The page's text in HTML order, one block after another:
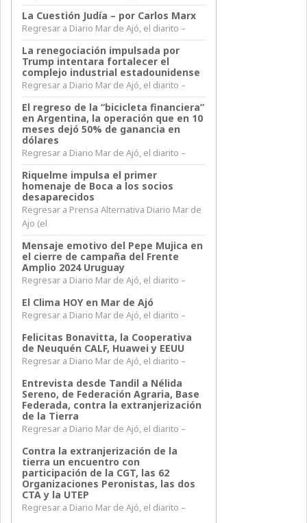
La Cuestión Judía – por Carlos Marx
Regresar a Diario Mar de Ajó, el diarito –
La renegociación impulsada por
Trump intentara fortalecer el
complejo industrial estadounidense
Regresar a Diario Mar de Ajó, el diarito –
El regreso de la “bicicleta financiera”
en Argentina, la operación que en 10
meses dejó 50% de ganancia en
dólares
Regresar a Diario Mar de Ajó, el diarito –
Riquelme impulsa el primer
homenaje de Boca a los socios
desaparecidos
Regresar a Prensa Alternativa Diario Mar de
Ajo (el
Mensaje emotivo del Pepe Mujica en
el cierre de campaña del Frente
Amplio 2024 Uruguay
Regresar a Diario Mar de Ajó, el diarito –
El Clima HOY en Mar de Ajó
Regresar a Diario Mar de Ajó, el diarito –
Felicitas Bonavitta, la Cooperativa
de Neuquén CALF, Huawei y EEUU
Regresar a Diario Mar de Ajó, el diarito –
Entrevista desde Tandil a Nélida
Sereno, de Federación Agraria, Base
Federada, contra la extranjerización
de la Tierra
Regresar a Diario Mar de Ajó, el diarito –
Contra la extranjerización de la
tierra un encuentro con
participación de la CGT, las 62
Organizaciones Peronistas, las dos
CTA y la UTEP
Regresar a Diario Mar de Ajó, el diarito –